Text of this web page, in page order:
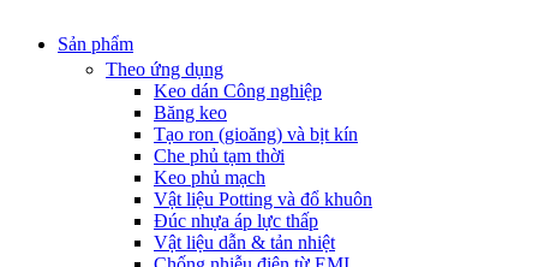
Sản phẩm
Theo ứng dụng
Keo dán Công nghiệp
Băng keo
Tạo ron (gioăng) và bịt kín
Che phủ tạm thời
Keo phủ mạch
Vật liệu Potting và đổ khuôn
Đúc nhựa áp lực thấp
Vật liệu dẫn & tản nhiệt